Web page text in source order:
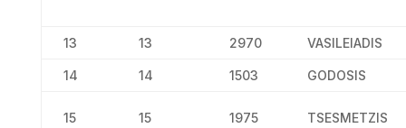
13 13 2970 VASILEIADIS
14 14 1503 GODOSIS
15 15 1975 TSESMETZIS